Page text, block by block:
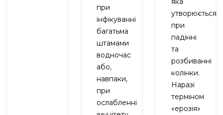
при
інфікуванні
багатьма
штамами
водночас
або,
навпаки,
при
ослабленні
утворюється
при
падінні
та
розбиванні
колінки.
Наразі
терміном
«ерозія»